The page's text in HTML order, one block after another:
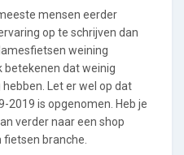
mensen eerder
op te schrijven dan
weining
betekenen dat weinig
Let er wel op dat
2019 is opgenomen. Heb je
verder naar een shop
fietsen branche.